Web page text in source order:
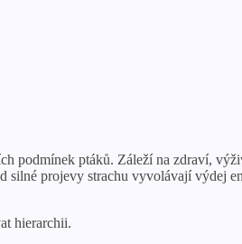
podmínek ptáků. Záleží na zdraví,
silné projevy strachu vyvolávají výdej
hierarchii.